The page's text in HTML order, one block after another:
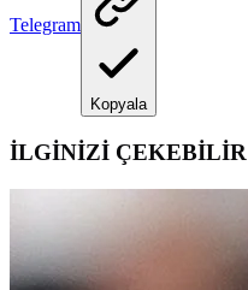
Telegram
Kopyala
İLGİNİZİ ÇEKEBİLİR